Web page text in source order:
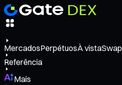
MercadosPerpétuosÀ vistaSwap
Referência
Mais